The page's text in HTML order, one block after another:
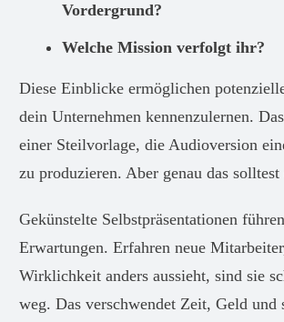
Vordergrund?
Welche Mission verfolgt ihr?
Diese Einblicke ermöglichen
dein Unternehmen kennenzulernen.
einer Steilvorlage, die Audioversion
zu produzieren. Aber genau das
Gekünstelte Selbstpräsentationen
Erwartungen. Erfahren neue
Wirklichkeit anders aussieht, sind sie
weg. Das verschwendet Zeit, Geld und